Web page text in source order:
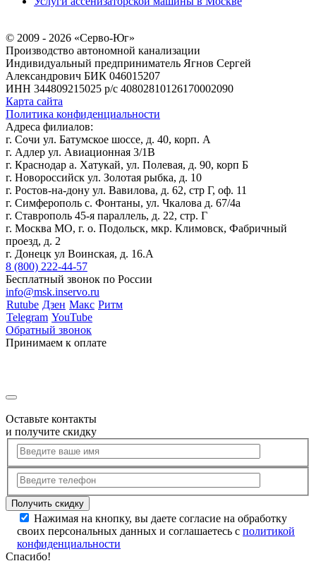
© 2009 - 2026 «Серво-Юг»
Производство автономной канализации
Индивидуальный предприниматель Ягнов Сергей
Александрович БИК 046015207
ИНН 344809215025 р/с 40802810126170002090
Карта сайта
Политика конфиденциальности
Адреса филиалов:
г. Сочи ул. Батумское шоссе, д. 40, корп. А
г. Адлер ул. Авиационная 3/1В
г. Краснодар а. Хатукай, ул. Полевая, д. 90, корп Б
г. Новороссийск ул. Золотая рыбка, д. 10
г. Ростов-на-дону ул. Вавилова, д. 62, стр Г, оф. 11
г. Симферополь с. Фонтаны, ул. Чкалова д. 67/4а
г. Ставрополь 45-я параллель, д. 22, стр. Г
г. Москва МО, г. о. Подольск, мкр. Климовск, Фабричный
проезд, д. 2
г. Донецк ул Воинская, д. 16.А
8 (800) 222-44-57
Бесплатный звонок по России
info@msk.inservo.ru
Rutube Дзен Макс Ритм
Telegram YouTube
Обратный звонок
Принимаем к оплате
Оставьте контакты
и получите скидку
Нажимая на кнопку, вы даете согласие на обработку
своих персональных данных и соглашаетесь с политикой
конфиденциальности
Спасибо!